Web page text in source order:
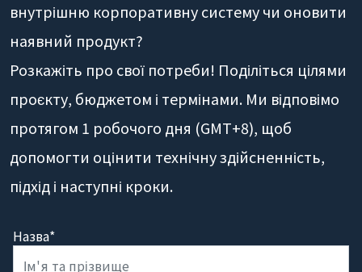
внутрішню корпоративну систему чи оновити
наявний продукт?
Розкажіть про свої потреби! Поділіться цілями
проєкту, бюджетом і термінами. Ми відповімо
протягом 1 робочого дня (GMT+8), щоб
допомогти оцінити технічну здійсненність,
підхід і наступні кроки.
Назва*